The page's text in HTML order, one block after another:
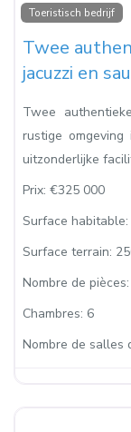
Toeristisch bedrijf
Twee
jacuzzi en
Twee
rustige
uitzonderlijke
Prix: €325 000
Surface habitable:
Surface terrain:
Nombre de pièces:
Chambres: 6
Nombre de salles